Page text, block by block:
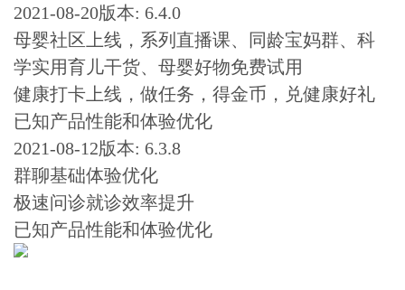
2021-08-20版本: 6.4.0
母婴社区上线，系列直播课、同龄宝妈群、科
学实用育儿干货、母婴好物免费试用
健康打卡上线，做任务，得金币，兑健康好礼
已知产品性能和体验优化
2021-08-12版本: 6.3.8
群聊基础体验优化
极速问诊就诊效率提升
已知产品性能和体验优化